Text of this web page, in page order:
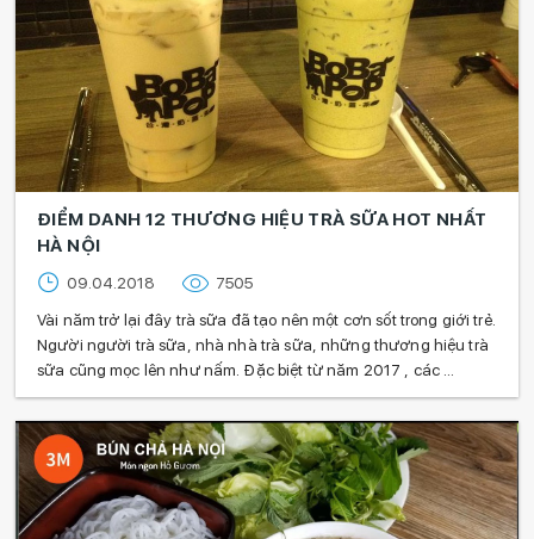
ĐIỂM DANH 12 THƯƠNG HIỆU TRÀ SỮA HOT NHẤT
HÀ NỘI
09.04.2018
7505
Vài năm trở lại đây trà sữa đã tạo nên một cơn sốt trong giới trẻ.
Người người trà sữa, nhà nhà trà sữa, những thương hiệu trà
sữa cũng mọc lên như nấm. Đặc biệt từ năm 2017 , các ...